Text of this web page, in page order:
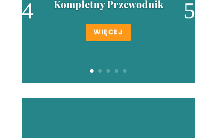
Kompletny Przewodnik
WIĘCEJ